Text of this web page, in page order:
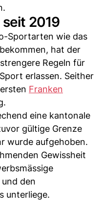
2019
Sportarten wie das
hat der
Regeln für
erlassen. Seither
Franken
eine kantonale
gültige Grenze
wurde aufgehoben.
Gewissheit
den
unterliege.